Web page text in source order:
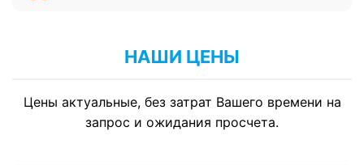
НАШИ ЦЕНЫ
Цены актуальные, без затрат Вашего времени на
запрос и ожидания просчета.